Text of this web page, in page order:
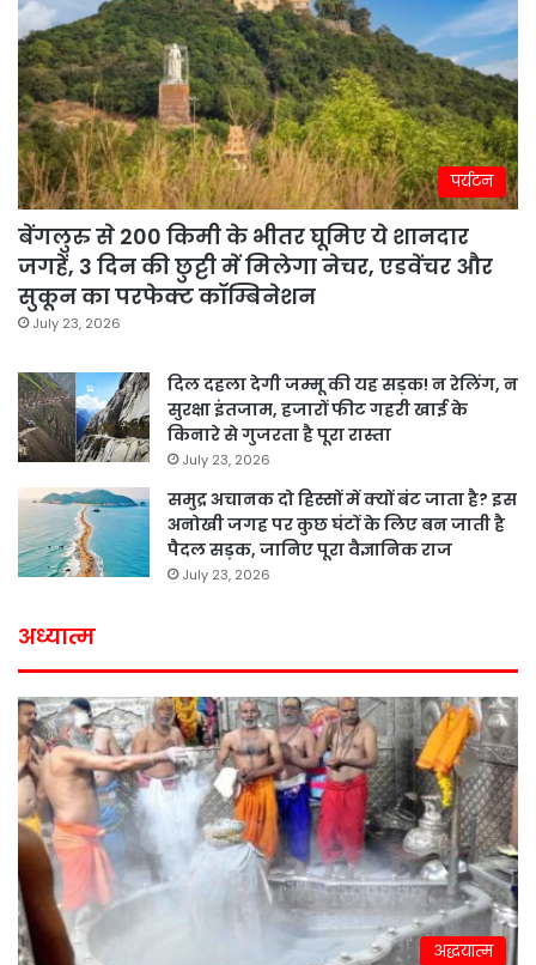
पर्यटन
बेंगलुरु से 200 किमी के भीतर घूमिए ये शानदार
जगहें, 3 दिन की छुट्टी में मिलेगा नेचर, एडवेंचर और
सुकून का परफेक्ट कॉम्बिनेशन
July 23, 2026
दिल दहला देगी जम्मू की यह सड़क! न रेलिंग, न
सुरक्षा इंतजाम, हजारों फीट गहरी खाई के
किनारे से गुजरता है पूरा रास्ता
July 23, 2026
समुद्र अचानक दो हिस्सों में क्यों बंट जाता है? इस
अनोखी जगह पर कुछ घंटों के लिए बन जाती है
पैदल सड़क, जानिए पूरा वैज्ञानिक राज
July 23, 2026
अध्यात्म
अद्धयात्म